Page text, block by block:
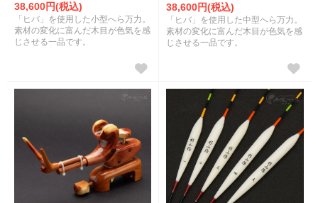
38,600円(税込)
「ヒバ」を使用した小型へら万力。
素材の変化に富んだ木目が色気を感
じさせる一品です。
38,600円(税込)
「ヒバ」を使用した中型へら万力。
素材の変化に富んだ木目が色気を感
じさせる一品です。